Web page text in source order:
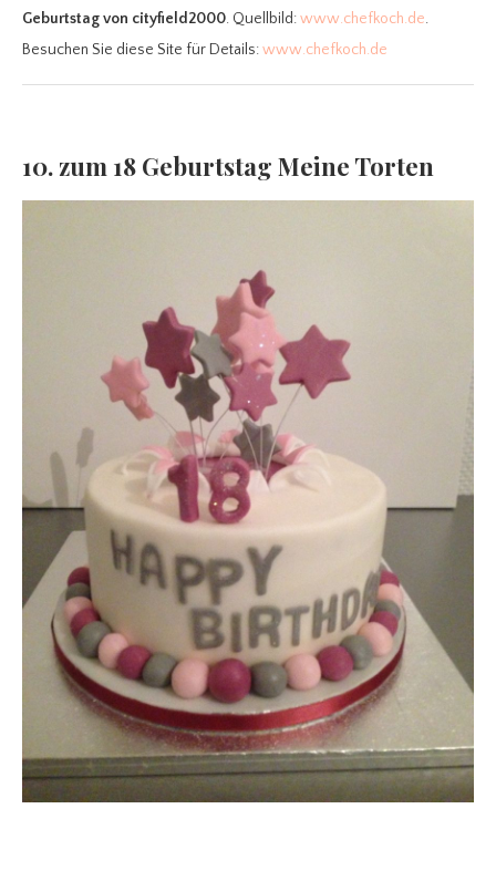
Geburtstag von cityfield2000. Quellbild:www.chefkoch.de.
Besuchen Sie diese Site für Details:www.chefkoch.de
10. zum 18 Geburtstag Meine Torten